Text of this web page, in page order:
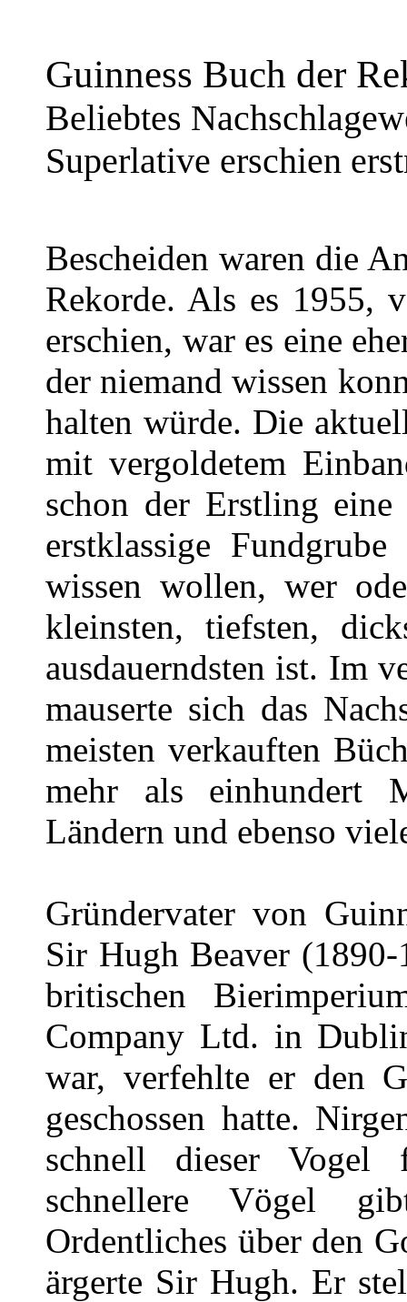
Guinness Buch der
Beliebtes
Superlative erschien
Bescheiden waren die
Rekorde. Als es 1955,
erschien, war es eine
der niemand wissen
halten würde. Die
mit vergoldetem
schon der Erstling eine
erstklassige
wissen wollen, wer
kleinsten, tiefsten,
ausdauerndsten ist. Im
mauserte sich das
meisten verkauften
mehr als einhundert
Ländern und ebenso
Gründervater von
Sir Hugh Beaver (1890-
britischen
Company Ltd. in
war, verfehlte er den
geschossen hatte.
schnell dieser
schnellere Vögel
Ordentliches über den
ärgerte Sir Hugh. Er